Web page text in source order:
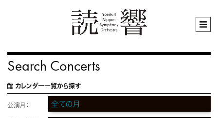
Search Concerts
カレンダー一覧から探す
公演月：